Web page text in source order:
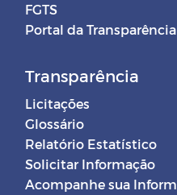
FGTS
Portal da
Transparência
Licitações
Glossário
Relatório Estatístico
Solicitar Informação
Acompanhe sua